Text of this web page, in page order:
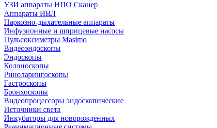
УЗИ аппараты НПО Сканер
Аппараты ИВЛ
Наркозно-дыхательные аппараты
Инфузионные и шприцевые насосы
Пульсоксиметры Masimo
Видеоэндоскопы
Эндоскопы
Колоноскопы
Риноларингоскопы
Гастроскопы
Бронхоскопы
Видеопроцессоры эндоскопические
Источники света
Инкубаторы для новорожденных